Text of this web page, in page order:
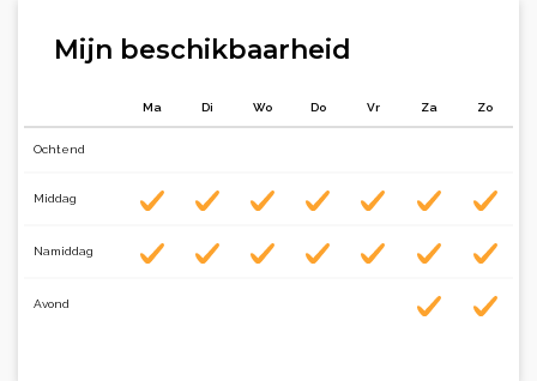
Mijn beschikbaarheid
Ma Di Wo Do Vr Za Zo
Ochtend
Middag
Namiddag
Avond